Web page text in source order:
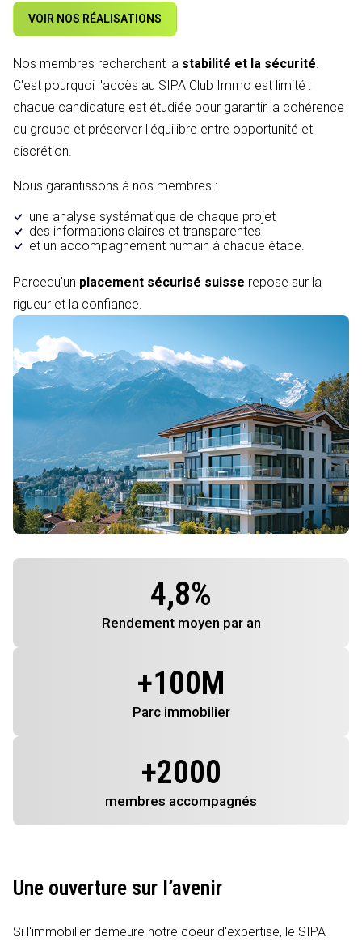
VOIR NOS RÉALISATIONS
Nos membres recherchent la stabilité et la sécurité.
C'est pourquoi l'accès au SIPA Club Immo est limité :
chaque candidature est étudiée pour garantir la cohérence
du groupe et préserver l'équilibre entre opportunité et
discrétion.
Nous garantissons à nos membres :
une analyse systématique de chaque projet
des informations claires et transparentes
et un accompagnement humain à chaque étape.
Parcequ'un placement sécurisé suisse repose sur la
rigueur et la confiance.
4,8%
Rendement moyen par an
+100M
Parc immobilier
+2000
membres accompagnés
Une ouverture sur l’avenir
Si l'immobilier demeure notre coeur d'expertise, le SIPA